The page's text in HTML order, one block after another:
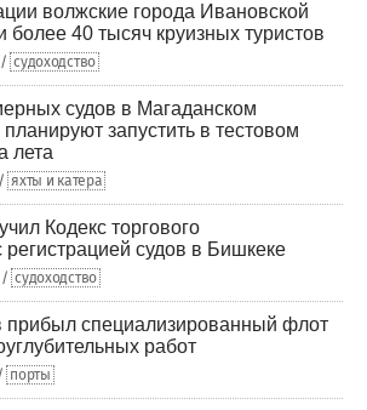
волжские города Ивановской
более 40 тысяч круизных туристов
/ судоходство
судов в Магаданском
запустить в тестовом
лета
/ яхты и катера
Кодекс торгового
судов в Бишкеке
/ судоходство
прибыл специализированный флот
работ
/ порты